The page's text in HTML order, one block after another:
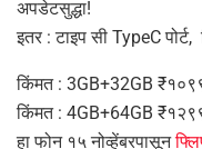
अपडेटसुद्धा!
इतर : टाइप सी TypeC
किंमत : 3GB+32GB
किंमत : 4GB+64GB
हा फोन १५ नोव्हेंबरपासून